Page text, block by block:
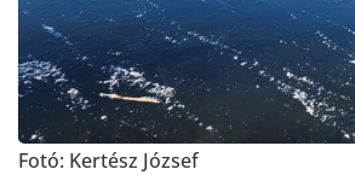
Fotó: Kertész József